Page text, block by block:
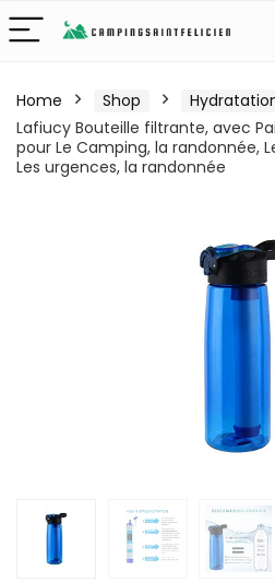
Home Shop
Lafiucy Bouteille filtrante, avec
pour Le Camping, la randonnée,
Les urgences, la randonnée